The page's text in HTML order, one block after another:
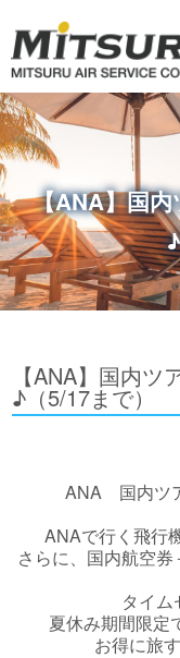
【ANA】国
【ANA】国内
♪（5/17まで）
ANA 国内ツ
ANAで行く飛行
さらに、国内航空
タイム
夏休み期間限定
お得に旅